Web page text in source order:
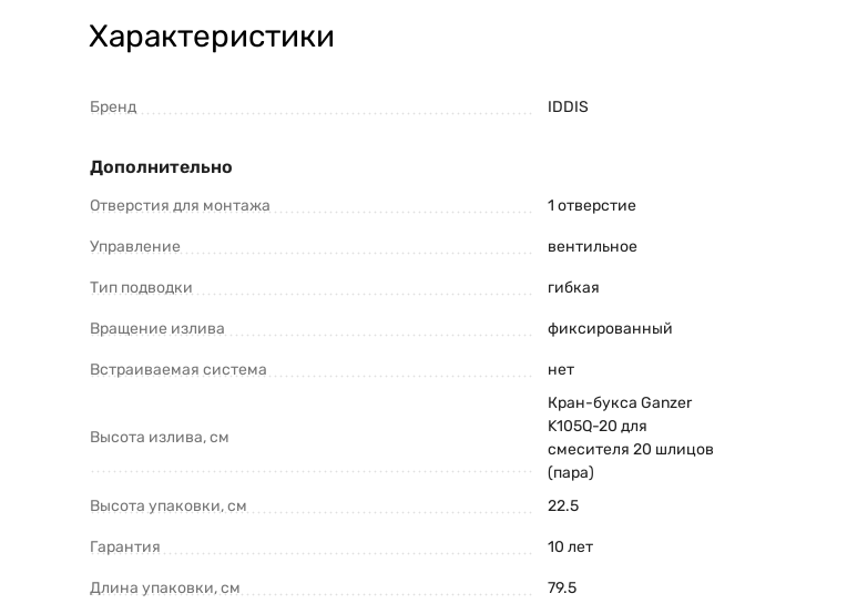
Характеристики
Бренд IDDIS
Дополнительно
Отверстия для монтажа 1 отверстие
Управление вентильное
Тип подводки гибкая
Вращение излива фиксированный
Встраиваемая система нет
Высота излива, см
Кран-букса Ganzer
K105Q-20 для
смесителя 20 шлицов
(пара)
Высота упаковки, см
22.5
Гарантия 10 лет
Длина упаковки, см 79.5